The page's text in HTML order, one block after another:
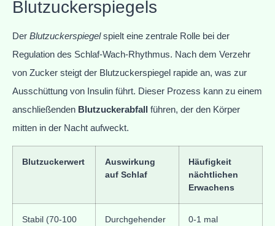
Blutzuckerspiegels
Der Blutzuckerspiegelspielt eine zentrale Rolle bei der
Regulation des Schlaf-Wach-Rhythmus. Nach dem Verzehr
von Zucker steigt der Blutzuckerspiegel rapide an, was zur
Ausschüttung von Insulin führt. Dieser Prozess kann zu einem
anschließenden Blutzuckerabfall führen, der den Körper
mitten in der Nacht aufweckt.
Blutzuckerwert
Auswirkung
auf Schlaf
Häufigkeit
nächtlichen
Erwachens
Stabil (70-100
Durchgehender
0-1 mal